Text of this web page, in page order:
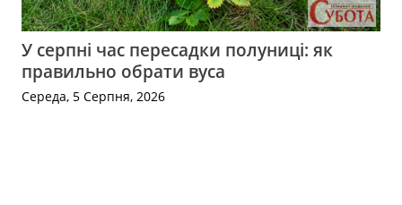
У серпні час пересадки полуниці: як
правильно обрати вуса
Середа, 5 Серпня, 2026